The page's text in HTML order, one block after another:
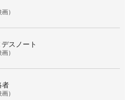
）
デスノート
）
者
）